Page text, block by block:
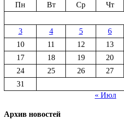
Пн
Вт Ср Чт
3
4 5 6
10
11 12 13
17
18 19 20
24
25 26 27
31
« Июл
Архив новостей